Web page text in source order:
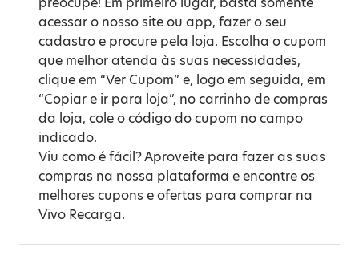
acessar o nosso site ou app, fazer o seu
cadastro e procure pela loja. Escolha o cupom
que melhor atenda às suas necessidades,
clique em “Ver Cupom” e, logo em seguida, em
“Copiar e ir para loja”, no carrinho de compras
da loja, cole o código do cupom no campo
indicado.
Viu como é fácil? Aproveite para fazer as suas
compras na nossa plataforma e encontre os
melhores cupons e ofertas para comprar na
Vivo Recarga.